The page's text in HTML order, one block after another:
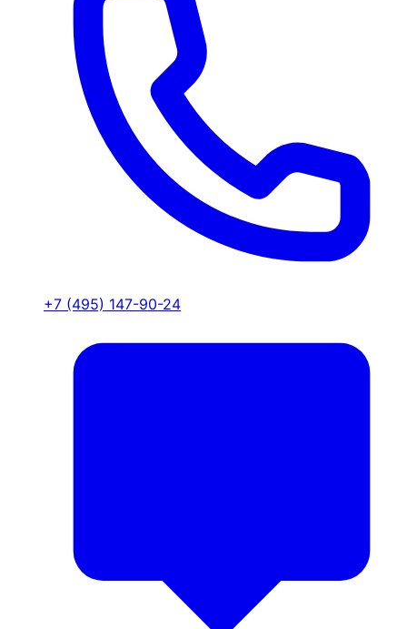
+7 (495) 147-90-24